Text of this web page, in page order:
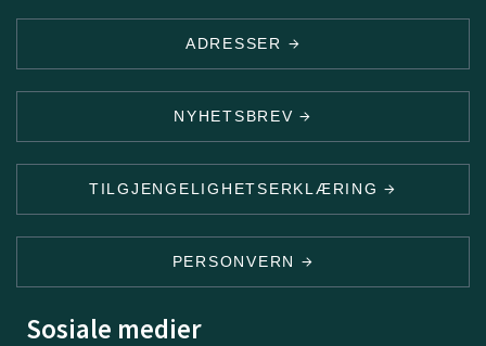
ADRESSER
NYHETSBREV
TILGJENGELIGHETSERKLÆRING
PERSONVERN
Sosiale medier